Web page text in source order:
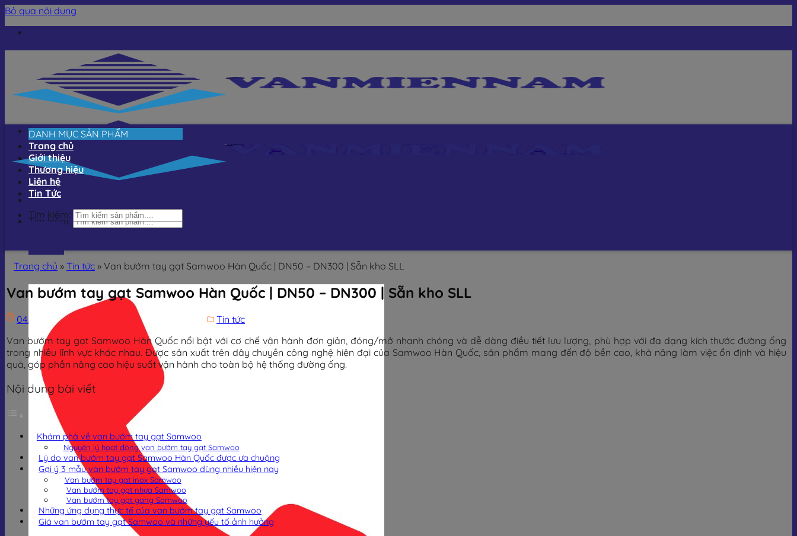
Bỏ qua nội dung
Tìm kiếm:
DANH MỤC SẢN PHẨM
Trang chủ
Giới thiệu
Thương hiệu
Liên hệ
Tin Tức
Tìm kiếm:
Trang chủ » Tin tức » Van bướm tay gạt Samwoo Hàn Quốc | DN50 – DN300 | Sẵn kho SLL
Van bướm tay gạt Samwoo Hàn Quốc | DN50 – DN300 | Sẵn kho SLL
04/12/202523/05/2026 Trịnh Đình Dũng
Tin tức
Van bướm tay gạt Samwoo Hàn Quốc nổi bật với cơ chế vận hành đơn giản, đóng/mở nhanh chóng và dễ dàng điều tiết lưu lượng, phù hợp với đa dạng kích thước đường ống
trong nhiều lĩnh vực khác nhau. Được sản xuất trên dây chuyền công nghệ hiện đại của Samwoo Hàn Quốc, sản phẩm mang đến độ bền cao, khả năng làm việc ổn định và hiệu
quả, góp phần nâng cao hiệu suất vận hành cho toàn bộ hệ thống đường ống.
Nội dung bài viết
Khám phá về van bướm tay gạt Samwoo
Nguyên lý hoạt động van bướm tay gạt Samwoo
Lý do van bướm tay gạt Samwoo Hàn Quốc được ưa chuộng
Gợi ý 3 mẫu van bướm tay gạt Samwoo dùng nhiều hiện nay
Van bướm tay gạt inox Samwoo
Van bướm tay gạt nhựa Samwoo
Van bướm tay gạt gang Samwoo
Những ứng dụng thực tế của van bướm tay gạt Samwoo
Giá van bướm tay gạt Samwoo và những yếu tố ảnh hưởng